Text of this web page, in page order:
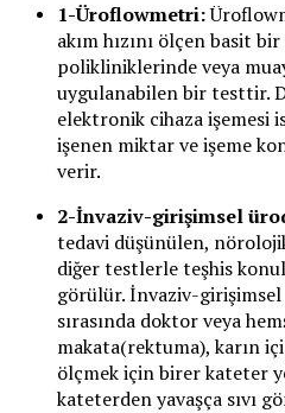
1-Üroflowmetri:
akım hızını ölçen basit
polikliniklerinde veya
uygulanabilen bir testtir.
elektronik cihaza işemesi
işenen miktar ve işeme
verir.
2-İnvaziv-girişimsel
tedavi düşünülen,
diğer testlerle teşhis
görülür. İnvaziv-
sırasında doktor veya
makata(rektuma), karın içi
ölçmek için birer kateter
kateterden yavaşça sıvı